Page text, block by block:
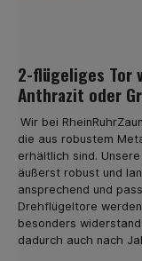
2-flügeliges Tor
Anthrazit oder
Wir bei
die aus robustem
erhältlich sind. Unsere
äußerst robust und
ansprechend und
Drehflügeltore
besonders
dadurch auch nach